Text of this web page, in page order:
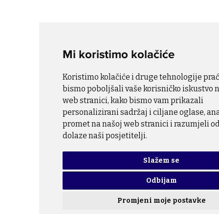
Mi koristimo kolačiće
Koristimo kolačiće i druge tehnologije
bismo poboljšali vaše korisničko iskustvo
web stranici, kako bismo vam prikazali
personalizirani sadržaj i ciljane oglase,
promet na našoj web stranici i razumjeli
dolaze naši posjetitelji.
Slažem se
Odbijam
Promjeni moje postavke